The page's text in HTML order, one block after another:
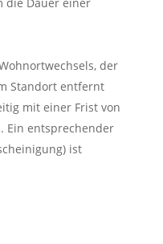
der
Standort entfernt
mit einer Frist von
Ein entsprechender
ist